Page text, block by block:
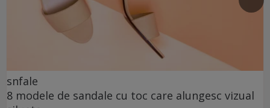
snfale
8 modele de sandale cu toc care alungesc vizual